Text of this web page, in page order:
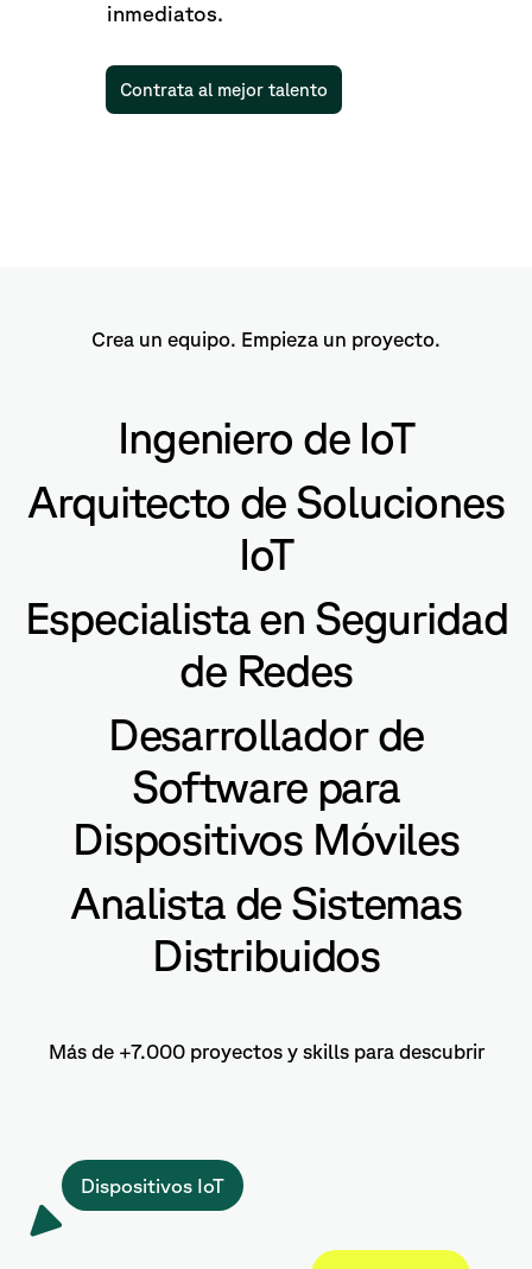
inmediatos.
Contrata al mejor talento
Crea un equipo. Empieza un proyecto.
Ingeniero de IoT
Arquitecto de Soluciones
IoT
Especialista en Seguridad
de Redes
Desarrollador de
Software para
Dispositivos Móviles
Analista de Sistemas
Distribuidos
Más de +7.000 proyectos y skills para descubrir
Dispositivos IoT